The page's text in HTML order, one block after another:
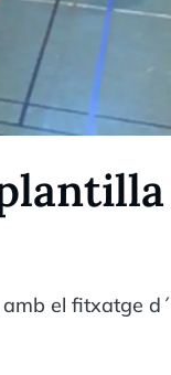
el fitxatge